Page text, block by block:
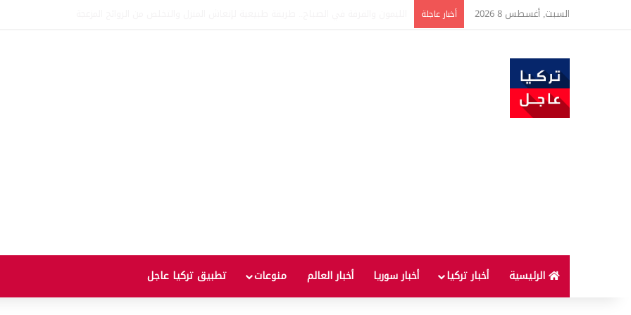
السبت, أغسطس 8 2026 أخبار عاجلة
الرئيسية أخبار تركيا أخبار سوريا أخبار العالم منوعات تطبيق تركيا عاجل